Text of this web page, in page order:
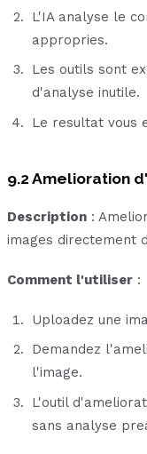
L'IA analyse le
appropries.
Les outils sont
d'analyse inutile.
Le resultat vous
9.2 Amelioration
Description :
images directement
Comment l'utiliser :
Uploadez une
Demandez
l'image.
L'outil
sans analyse